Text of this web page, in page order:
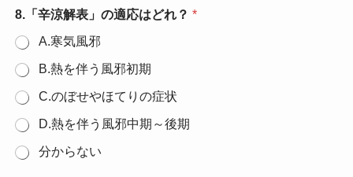
8.「辛涼解表」の適応はどれ？ *
A.寒気風邪
B.熱を伴う風邪初期
C.のぼせやほてりの症状
D.熱を伴う風邪中期～後期
分からない